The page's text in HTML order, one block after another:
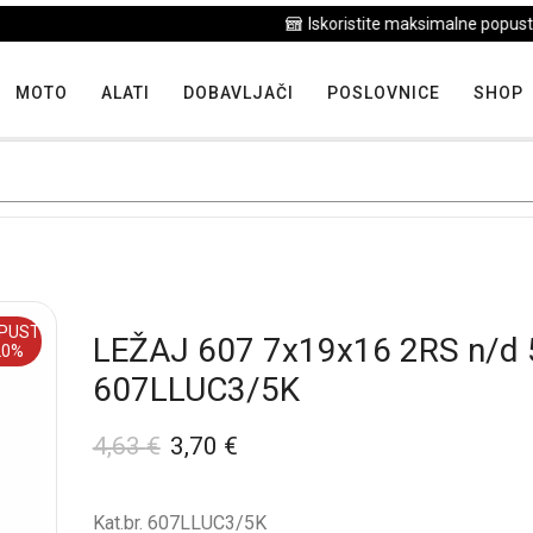
Iskoristite maksimalne popuste proizvoda u "Hit tjedna"
MOTO ALATI DOBAVLJAČI POSLOVNICE SHOP
LEŽAJ 607 7x19x16 2RS n/d
607LLUC3/5K
4,63€ 3,70 €
Kat.br. 607LLUC3/5K